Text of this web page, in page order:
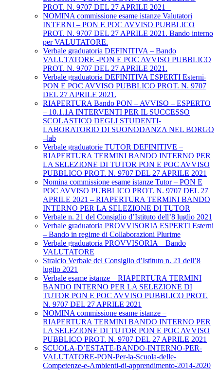
PROT. N. 9707 DEL 27 APRILE 2021 –
NOMINA commissione esame istanze Valutatori
INTERNI – PON E POC AVVISO PUBBLICO
PROT. N. 9707 DEL 27 APRILE 2021. Bando interno
per VALUTATORE.
Verbale graduatoria DEFINITIVA – Bando
VALUTATORE -PON E POC AVVISO PUBBLICO
PROT. N. 9707 DEL 27 APRILE 2021.
Verbale graduatoria DEFINITIVA ESPERTI Esterni-
PON E POC AVVISO PUBBLICO PROT. N. 9707
DEL 27 APRILE 2021.
RIAPERTURA Bando PON – AVVISO – ESPERTO
– 10.1.1A INTERVENTI PER IL SUCCESSO
SCOLASTICO DEGLI STUDENTI-
LABORATORIO DI SUONODANZA NEL BORGO
–lab
Verbale graduatorie TUTOR DEFINITIVE –
RIAPERTURA TERMINI BANDO INTERNO PER
LA SELEZIONE DI TUTOR PON E POC AVVISO
PUBBLICO PROT. N. 9707 DEL 27 APRILE 2021
Nomina commissione esame istanze Tutor – PON E
POC AVVISO PUBBLICO PROT. N. 9707 DEL 27
APRILE 2021 – RIAPERTURA TERMINI BANDO
INTERNO PER LA SELEZIONE DI TUTOR
Verbale n. 21 del Consiglio d’Istituto dell’8 luglio 2021
Verbale graduatoria PROVVISORIA ESPERTI Esterni
– Bando in regime di Collaborazioni Plurime
Verbale graduatoria PROVVISORIA – Bando
VALUTATORE
Stralcio Verbale del Consiglio d’Istituto n. 21 dell’8
luglio 2021
Verbale esame istanze – RIAPERTURA TERMINI
BANDO INTERNO PER LA SELEZIONE DI
TUTOR PON E POC AVVISO PUBBLICO PROT.
N. 9707 DEL 27 APRILE 2021
NOMINA commissione esame istanze –
RIAPERTURA TERMINI BANDO INTERNO PER
LA SELEZIONE DI TUTOR PON E POC AVVISO
PUBBLICO PROT. N. 9707 DEL 27 APRILE 2021
SCUOLA-D’ESTATE-BANDO-INTERNO-PER-
VALUTATORE-PON-Per-la-Scuola-delle-
Competenze-e-Ambienti-di-apprendimento-2014-2020